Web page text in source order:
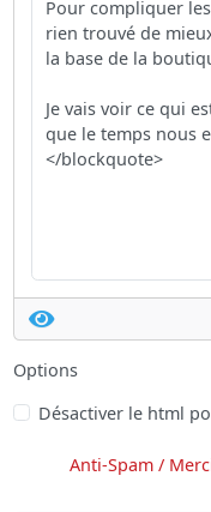
Options
Désactiver le html
Anti-Spam /